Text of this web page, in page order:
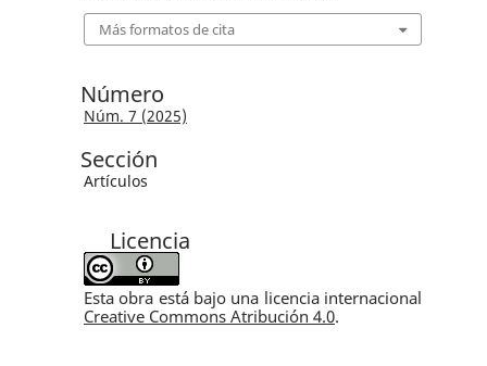
Más formatos de cita
Número
Núm. 7 (2025)
Sección
Artículos
Licencia
Esta obra está bajo una licencia internacional
Creative Commons Atribución 4.0.